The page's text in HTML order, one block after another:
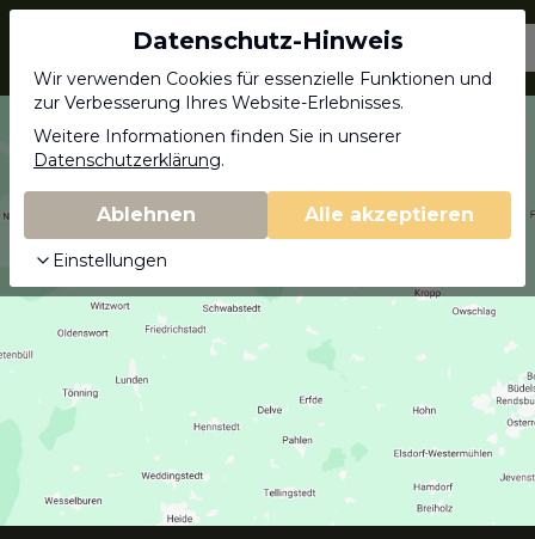
Jagdschein.com
Datenschutz-Hinweis
Wir verwenden Cookies für essenzielle Funktionen und
zur Verbesserung Ihres Website-Erlebnisses.
Weitere Informationen finden Sie in unserer
Datenschutzerklärung.
Ablehnen Alle akzeptieren
Einstellungen